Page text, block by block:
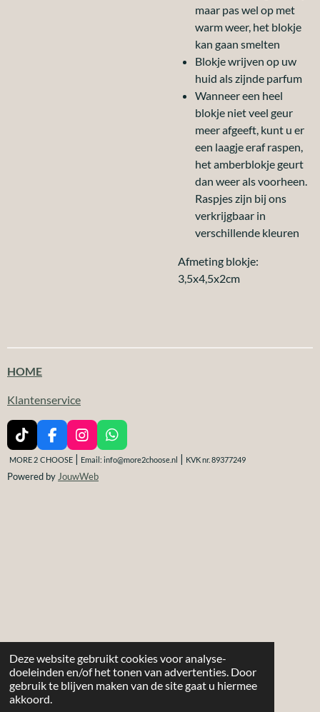
Deze website gebruikt cookies voor analyse-
doeleinden en/of het tonen van advertenties. Door
gebruik te blijven maken van de site gaat u hiermee
akkoord.
maar pas wel op met
warm weer, het blokje
kan gaan smelten
Blokje wrijven op uw
huid als zijnde parfum
Wanneer een heel
blokje niet veel geur
meer afgeeft, kunt u er
een laagje eraf raspen,
het amberblokje geurt
dan weer als voorheen.
Raspjes zijn bij ons
verkrijgbaar in
verschillende kleuren
Afmeting blokje:
3,5x4,5x2cm
HOME
Klantenservice
T
i
T
F
a
e
I
n
t
W
h
MORE 2 CHOOSE | Email: info@more2choose.nl | KVK nr. 89377249
Powered by JouwWeb